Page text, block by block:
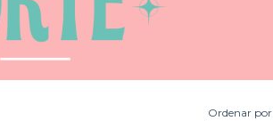
Ordenar por